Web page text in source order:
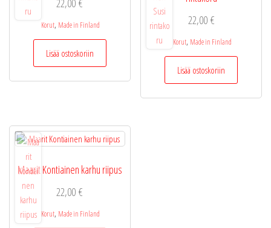
22,00€
Korut, Made in Finland
Lisää ostoskoriin
22,00 €
Korut, Made in Finland
Lisää ostoskoriin
Maarit Kontiainen karhu riipus
22,00€
Korut, Made in Finland